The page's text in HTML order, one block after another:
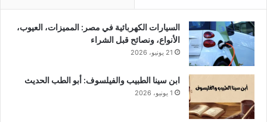
السيارات الكهربائية في مصر: المميزات، العيوب،
الأنواع، ونصائح قبل الشراء
21 يونيو، 2026
ابن سينا الطبيب والفيلسوف: أبو الطب الحديث
1 يونيو، 2026